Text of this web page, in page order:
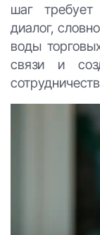
шаг требует
диалог,
воды
связи и